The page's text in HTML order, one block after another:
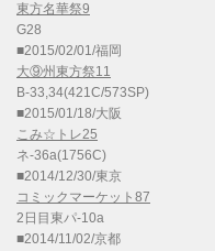
東方名華祭9
G28
■2015/02/01/福岡
大⑨州東方祭11
B-33,34(421C/573SP)
■2015/01/18/大阪
こみ☆トレ25
ネ-36a(1756C)
■2014/12/30/東京
コミックマーケット87
2日目東パ-10a
■2014/11/02/京都